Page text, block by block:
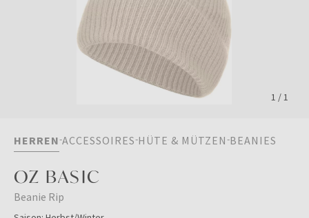
1 /1
HERREN ACCESSOIRES HÜTE & MÜTZEN BEANIES
OZ BASIC
Beanie Rip